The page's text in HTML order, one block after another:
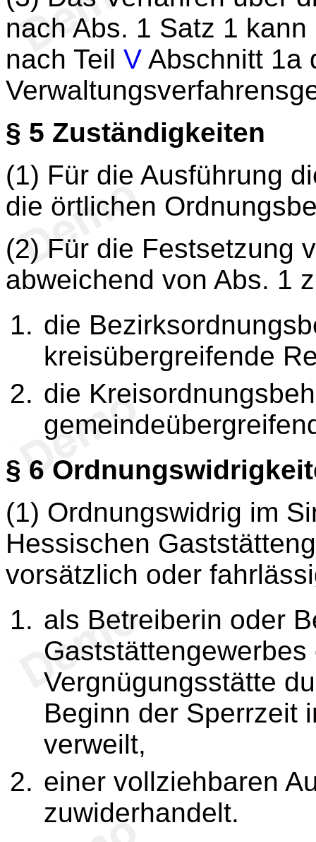
nach Abs. 1 Satz 1
nach Teil V Abschnitt 1a
§ 5 Zuständigkeiten
(1) Für die Ausführung
die örtlichen
(2) Für die Festsetzung
abweichend von Abs. 1
die
kreisübergreifende
die
§ 6
(1) Ordnungswidrig im
Hessischen
vorsätzlich oder
als Betreiberin oder
Vergnügungsstätte
Beginn der Sperrzeit
verweilt,
einer vollziehbaren
zuwiderhandelt.